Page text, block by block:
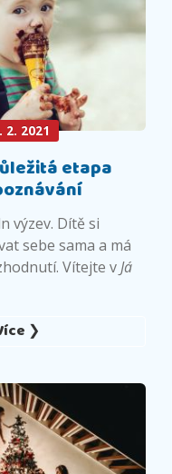
2. 2021
etapa
výzev. Dítě si
sebe sama a má
Vítejte vJá
❯